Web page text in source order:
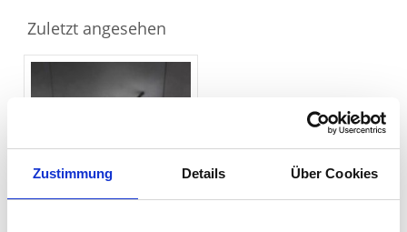
Zustimmung Details Über Cookies
Zuletzt angesehen